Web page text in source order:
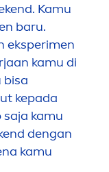
Kamu
baru.
eksperimen
kamu di
bisa
kepada
saja kamu
dengan
kamu